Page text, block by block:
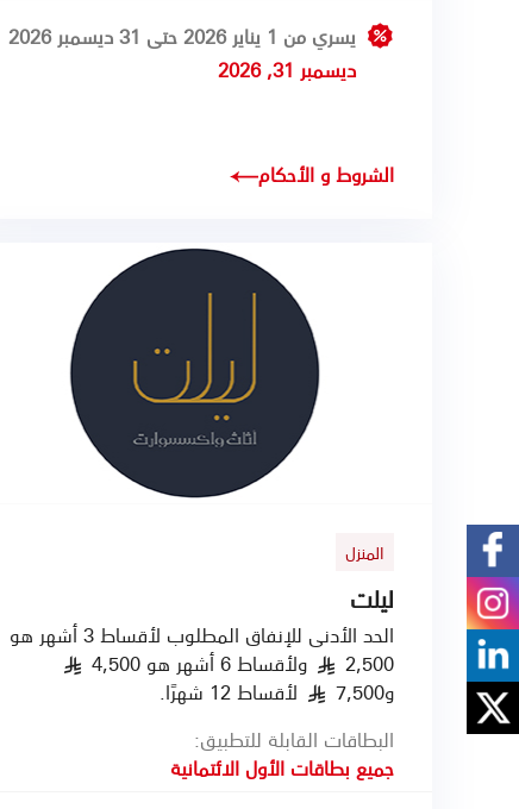
يسري من 1 يناير 2026 حتى 31 ديسمبر 2026
ديسمبر 31, 2026
الشروط و الأحكام
المنزل
ليلت
الحد الأدنى للإنفاق المطلوب لأقساط 3 أشهر هو
2,500
§ ولأقساط 6 أشهر هو 4,500 §
و7,500 §
لأقساط 12 شهرًا.
البطاقات القابلة للتطبيق:
جميع بطاقات الأول الائتمانية